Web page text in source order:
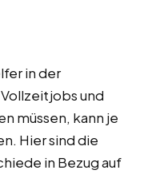
in der
und
müssen, kann je
Hier sind die
in Bezug auf